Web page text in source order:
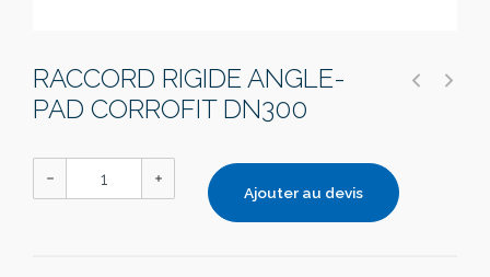
RACCORD RIGIDE ANGLE-
PAD CORROFIT DN300
Ajouter au devis